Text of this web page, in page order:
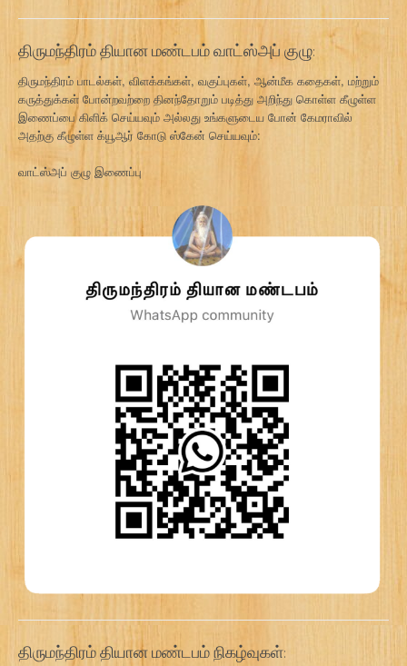
திருமந்திரம் தியான மண்டபம் வாட்ஸ்அப் குழு:
திருமந்திரம் பாடல்கள், விளக்கங்கள், வகுப்புகள், ஆன்மீக கதைகள், மற்றும்
கருத்துக்கள் போன்றவற்றை தினந்தோறும் படித்து அறிந்து கொள்ள கீழுள்ள
இணைப்பை கிளிக் செய்யவும் அல்லது உங்களுடைய போன் கேமராவில்
அதற்கு கீழுள்ள க்யூஆர் கோடு ஸ்கேன் செய்யவும்:
வாட்ஸ்அப் குழு இணைப்பு
திருமந்திரம் தியான மண்டபம் நிகழ்வுகள்: